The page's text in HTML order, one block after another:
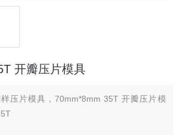
开瓣压片模具
压片模具，70mm*8mm 35T 开瓣压片模